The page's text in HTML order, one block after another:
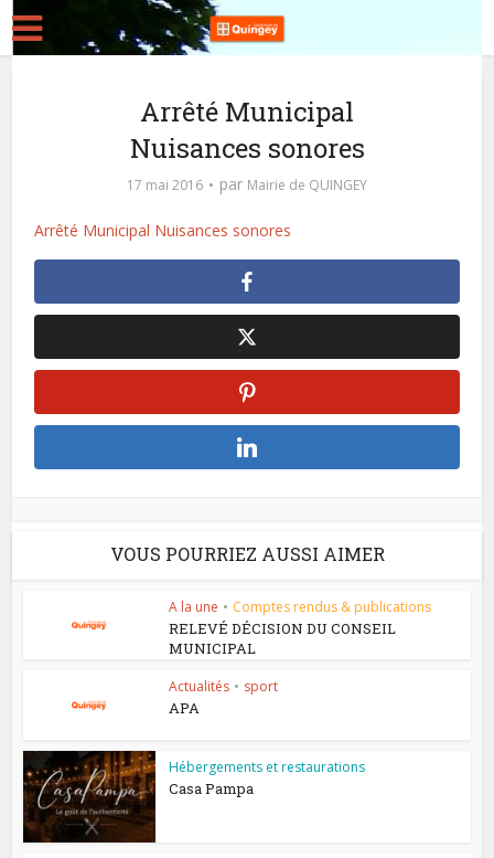
Arrêté Municipal
Nuisances sonores
17 mai 2016 par Mairie de QUINGEY
Arrêté Municipal Nuisances sonores
VOUS POURRIEZ AUSSI AIMER
A la une • Comptes rendus & publications
RELEVÉ DÉCISION DU CONSEIL
MUNICIPAL
Actualités • sport
APA
Hébergements et restaurations
Casa Pampa